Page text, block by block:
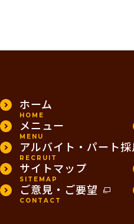
ホーム
HOME
メニュー
MENU
アルバイト・パート
RECRUIT
サイトマップ
SITEMAP
ご意見・ご要望
CONTACT